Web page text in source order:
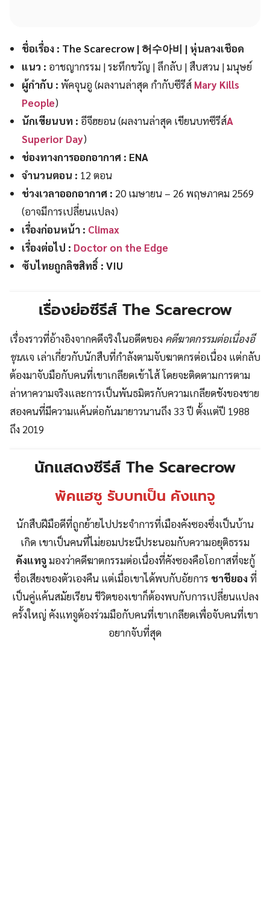
ชื่อเรื่อง : The Scarecrow | 허수아비 | หุ่นลวงเชือด
แนว : อาชญากรรม | ระทึกขวัญ | ลึกลับ | สืบสวน | มนุษย์
ผู้กำกับ :พัคจุนอู (ผลงานล่าสุด กำกับซีรีส์ Mary Kills
People)
นักเขียนบท : อีจีฮยอน (ผลงานล่าสุด เขียนบทซีรีส์A
Superior Day)
ช่องทางการออกอากาศ : ENA
จำนวนตอน : 12 ตอน
ช่วงเวลาออกอากาศ : 20 เมษายน – 26 พฤษภาคม 2569
(อาจมีการเปลี่ยนแปลง)
เรื่องก่อนหน้า : Climax
เรื่องต่อไป : Doctor on the Edge
ซับไทยถูกลิขสิทธิ์ : VIU
เรื่องย่อซีรีส์ The Scarecrow
เรื่องราวที่อ้างอิงจากคดีจริงในอดีตของ คดีฆาตกรรมต่อเนื่องอี
ชุนแจ เล่าเกี่ยวกับนักสืบที่กำลังตามจับฆาตกรต่อเนื่อง แต่กลับ
ต้องมาจับมือกับคนที่เขาเกลียดเข้าไส้ โดยจะติดตามการตาม
ล่าหาความจริงและการเป็นพันธมิตรกับความเกลียดชังของชาย
สองคนที่มีความแค้นต่อกันมายาวนานถึง 33 ปี ตั้งแต่ปี 1988
ถึง 2019
นักแสดงซีรีส์ The Scarecrow
พัคแฮซู รับบทเป็น คังแทจู
นักสืบฝีมือดีที่ถูกย้ายไปประจำการที่เมืองคังซองซึ่งเป็นบ้าน
เกิด เขาเป็นคนที่ไม่ยอมประนีประนอมกับความอยุติธรรม
คังแทจูมองว่าคดีฆาตกรรมต่อเนื่องที่คังซองคือโอกาสที่จะกู้
ชื่อเสียงของตัวเองคืน แต่เมื่อเขาได้พบกับอัยการ ชาชียองที่
เป็นคู่แค้นสมัยเรียน ชีวิตของเขาก็ต้องพบกับการเปลี่ยนแปลง
ครั้งใหญ่ คังแทจูต้องร่วมมือกับคนที่เขาเกลียดเพื่อจับคนที่เขา
อยากจับที่สุด